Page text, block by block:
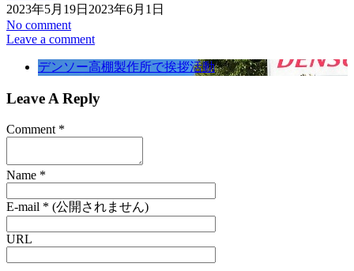
2023年5月19日 2023年6月1日
No comment
Leave a comment
デンソー高棚製作所で挨拶活動
Leave A Reply
Comment *
Name *
E-mail * (公開されません)
URL